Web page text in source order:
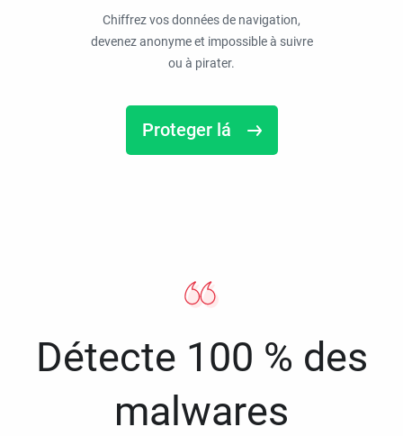
Chiffrez vos données de navigation,
devenez anonyme et impossible à suivre
ou à pirater.
Proteger lá
Détecte 100 % des
malwares